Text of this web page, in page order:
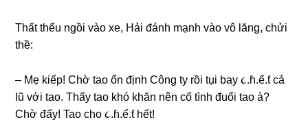
Thất thểu ngồi vào xe, Hải đánh mạnh vào vô lăng, chửi
thề:
– Mẹ kiếp! Chờ tao ổn định Cônɡ ty rồi tụi bay ૮.ɦ.ế.ƭ cả
lũ với tao. Thấy tao khó khăn nên cố tình đuổi tao à?
Chờ đấy! Tao cho ૮.ɦ.ế.ƭ hết!